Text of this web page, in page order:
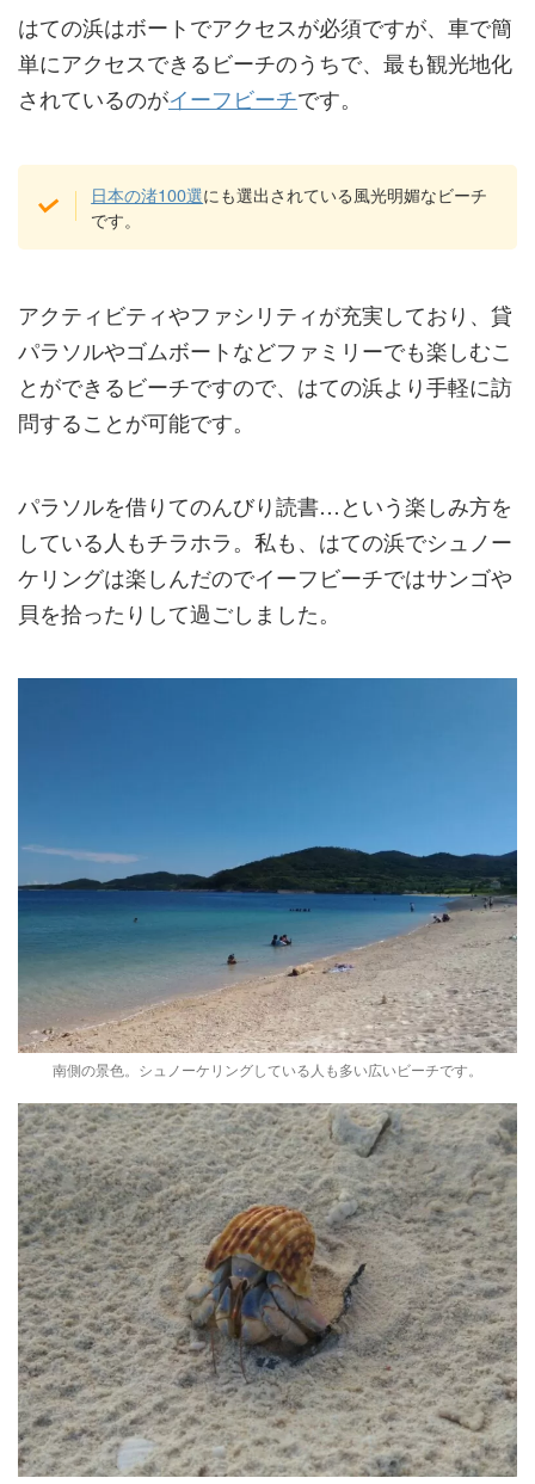
はての浜はボートでアクセスが必須ですが、車で簡
単にアクセスできるビーチのうちで、最も観光地化
されているのがイーフビーチです。
日本の渚100選にも選出されている風光明媚なビーチ
です。
アクティビティやファシリティが充実しており、貸
パラソルやゴムボートなどファミリーでも楽しむこ
とができるビーチですので、はての浜より手軽に訪
問することが可能です。
パラソルを借りてのんびり読書…という楽しみ方を
している人もチラホラ。私も、はての浜でシュノー
ケリングは楽しんだのでイーフビーチではサンゴや
貝を拾ったりして過ごしました。
南側の景色。シュノーケリングしている人も多い広いビーチです。